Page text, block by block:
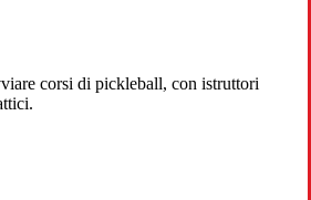
corsi di pickleball, con istruttori